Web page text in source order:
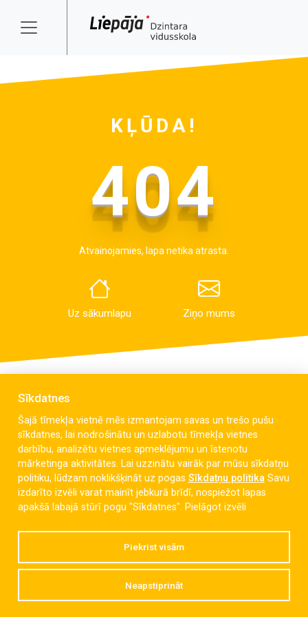
KĻŪDA!
404
Atvainojamies, lapa netika atrasta.
Uz sākumlapu Ziņo mums
Celmu iela 6, Liepāja, LV-3405
dzintaravsk@liepaja.edu.lv
+371 634 427 10
Sīkdatnes
Šajā tīmekļa vietnē mēs izmantojam savas un trešo pušu
sīkdatnes, lai nodrošinātu un uzlabotu tīmekļa vietnes
darbību, analizētu vietnes apmeklējumu un īstenotu
mārketinga aktivitātes. Lai uzzinātu vairāk par mūsu sīkdatņu
politiku, lūdzam noklikšķināt uz pogas Sīkdatņu politikaSavu
izdarīto izvēli varat mainīt jebkurā brīdī, nospiežot lapas
apakšā labajā stūrī pogu "Sīkdatnes". Pielāgot izvēli
Piekrist visām
Neapstiprināt